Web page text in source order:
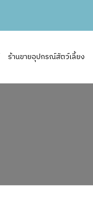
ร้านขายอุปกรณ์สัตว์เลี้ยง